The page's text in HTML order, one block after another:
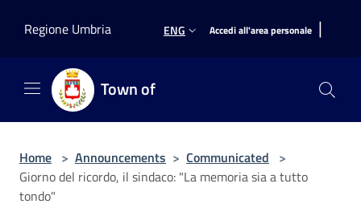
Regione Umbria
ENG Accedi all'area personale |
Town of
Home > Announcements > Communicated >
Giorno del ricordo, il sindaco: "La memoria sia a tutto
tondo"